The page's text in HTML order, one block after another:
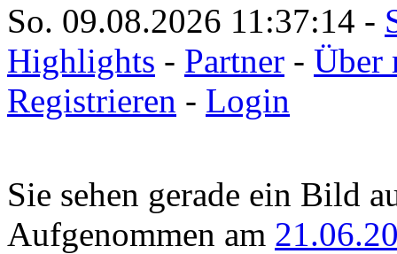
So. 09.08.2026 11:37:14 -
Highlights - Partner - Über
Registrieren - Login
Sie sehen gerade ein Bild
Aufgenommen am